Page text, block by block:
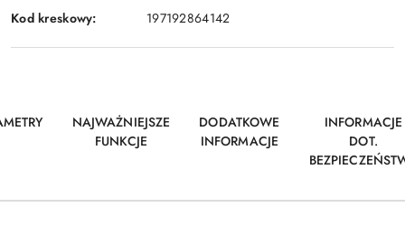
Kod kreskowy: 197192864142
NAJWAŻNIEJSZE
FUNKCJE
DODATKOWE
INFORMACJE
INFORMACJE
DOT.